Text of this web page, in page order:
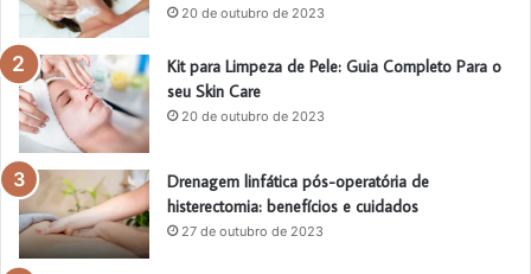
20 de outubro de 2023
Kit para Limpeza de Pele: Guia Completo Para o
seu Skin Care
20 de outubro de 2023
Drenagem linfática pós-operatória de
histerectomia: benefícios e cuidados
27 de outubro de 2023